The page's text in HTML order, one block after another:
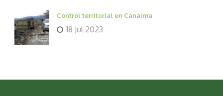
Control territorial en Canaima
18 Jul 2023